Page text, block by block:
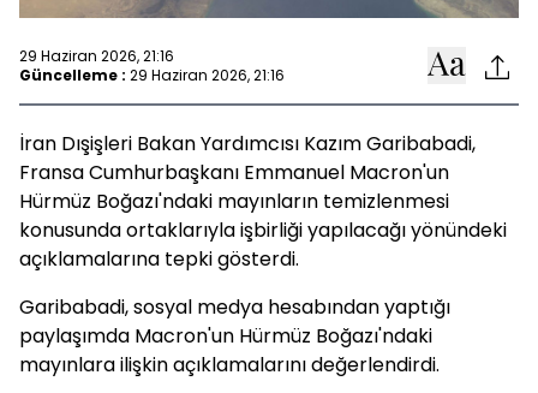
29 Haziran 2026, 21:16
Güncelleme : 29 Haziran 2026, 21:16
İran Dışişleri Bakan Yardımcısı Kazım Garibabadi,
Fransa Cumhurbaşkanı Emmanuel Macron'un
Hürmüz Boğazı'ndaki mayınların temizlenmesi
konusunda ortaklarıyla işbirliği yapılacağı yönündeki
açıklamalarına tepki gösterdi.
Garibabadi, sosyal medya hesabından yaptığı
paylaşımda Macron'un Hürmüz Boğazı'ndaki
mayınlara ilişkin açıklamalarını değerlendirdi.